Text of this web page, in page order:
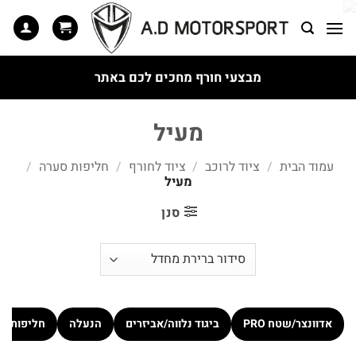
מבצעי חורף מחכים לכם באתר
מעיל
עמוד הבית / ציוד לרוכב / ציוד לחורף / חליפות סערה /
מעיל
סנן
אדוונצר/שטח PRO ביגוד נלווה/אביזרים הנעלה חליפות